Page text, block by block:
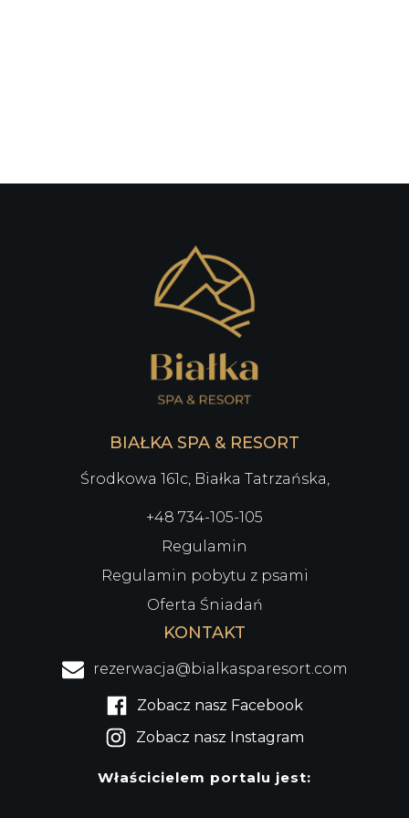
BIAŁKA SPA & RESORT
Środkowa 161c, Białka Tatrzańska,
+48 734-105-105
Regulamin
Regulamin pobytu z psami
Oferta Śniadań
KONTAKT
rezerwacja@bialkasparesort.com
Zobacz nasz Facebook
Zobacz nasz Instagram
Właścicielem portalu jest: